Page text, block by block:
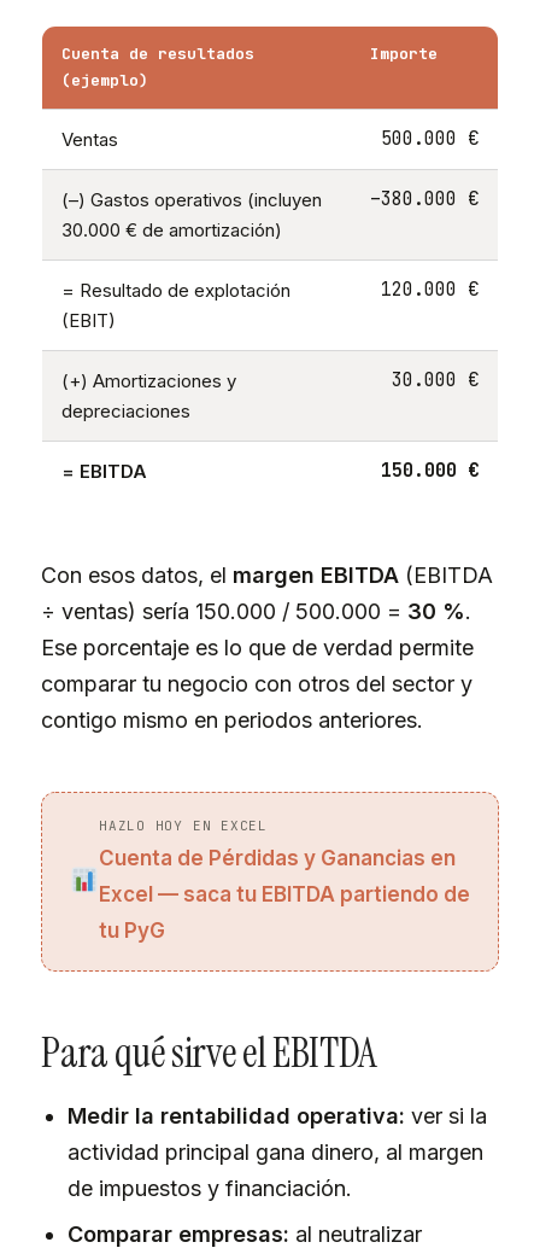
Cuenta de resultados
(ejemplo)
Importe
Ventas 500.000 €
(–) Gastos operativos (incluyen
30.000 € de amortización)
–380.000 €
= Resultado de explotación
(EBIT)
120.000 €
(+) Amortizaciones y
depreciaciones
30.000 €
= EBITDA 150.000 €
Con esos datos, el margen EBITDA (EBITDA
÷ ventas) sería 150.000 / 500.000 = 30 %.
Ese porcentaje es lo que de verdad permite
comparar tu negocio con otros del sector y
contigo mismo en periodos anteriores.
HAZLO HOY EN EXCEL
Cuenta de Pérdidas y Ganancias en
Excel — saca tu EBITDA partiendo de
tu PyG
Para qué sirve el EBITDA
Medir la rentabilidad operativa: ver si la
actividad principal gana dinero, al margen
de impuestos y financiación.
Comparar empresas: al neutralizar